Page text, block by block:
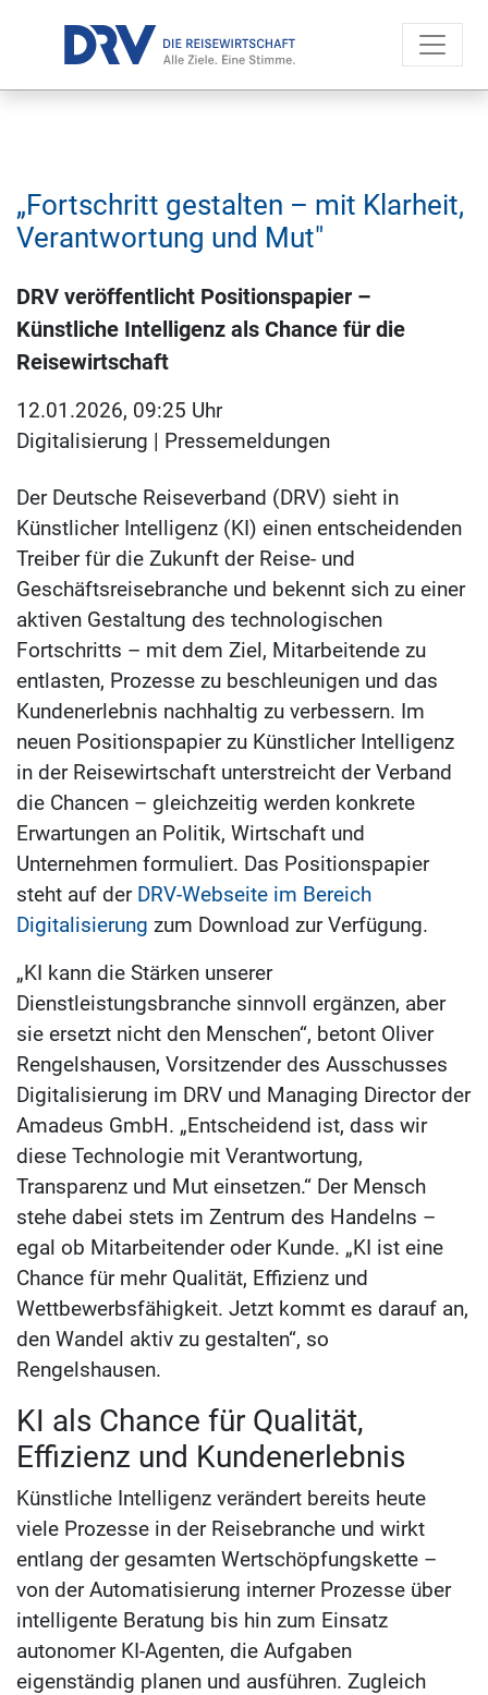
„Fortschritt gestalten – mit Klarheit,
Verantwortung und Mut"
DRV veröffentlicht Positionspapier –
Künstliche Intelligenz als Chance für die
Reisewirtschaft
12.01.2026, 09:25 Uhr
Digitalisierung | Pressemeldungen
Der Deutsche Reiseverband (DRV) sieht in
Künstlicher Intelligenz (KI) einen entscheidenden
Treiber für die Zukunft der Reise- und
Geschäftsreisebranche und bekennt sich zu einer
aktiven Gestaltung des technologischen
Fortschritts – mit dem Ziel, Mitarbeitende zu
entlasten, Prozesse zu beschleunigen und das
Kundenerlebnis nachhaltig zu verbessern. Im
neuen Positionspapier zu Künstlicher Intelligenz
in der Reisewirtschaft unterstreicht der Verband
die Chancen – gleichzeitig werden konkrete
Erwartungen an Politik, Wirtschaft und
Unternehmen formuliert. Das Positionspapier
steht auf der DRV-Webseite im Bereich
Digitalisierung zum Download zur Verfügung.
„KI kann die Stärken unserer
Dienstleistungsbranche sinnvoll ergänzen, aber
sie ersetzt nicht den Menschen“, betont Oliver
Rengelshausen, Vorsitzender des Ausschusses
Digitalisierung im DRV und Managing Director der
Amadeus GmbH. „Entscheidend ist, dass wir
diese Technologie mit Verantwortung,
Transparenz und Mut einsetzen.“ Der Mensch
stehe dabei stets im Zentrum des Handelns –
egal ob Mitarbeitender oder Kunde. „KI ist eine
Chance für mehr Qualität, Effizienz und
Wettbewerbsfähigkeit. Jetzt kommt es darauf an,
den Wandel aktiv zu gestalten“, so
Rengelshausen.
KI als Chance für Qualität,
Effizienz und Kundenerlebnis
Künstliche Intelligenz verändert bereits heute
viele Prozesse in der Reisebranche und wirkt
entlang der gesamten Wertschöpfungskette –
von der Automatisierung interner Prozesse über
intelligente Beratung bis hin zum Einsatz
autonomer KI-Agenten, die Aufgaben
eigenständig planen und ausführen. Zugleich